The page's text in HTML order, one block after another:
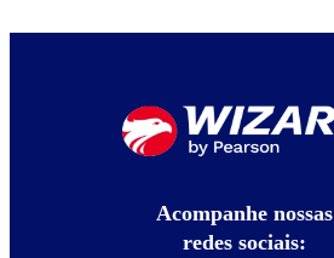
Acompanhe nossas
redes sociais: